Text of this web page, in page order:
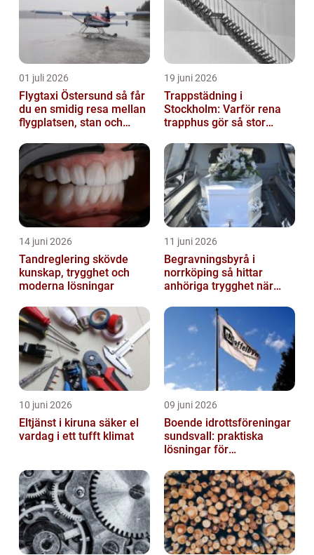
01 juli 2026
Flygtaxi Östersund så får
du en smidig resa mellan
flygplatsen, stan och
19 juni 2026
Trappstädning i
Stockholm: Varför rena
trapphus gör så stor
14 juni 2026
Tandreglering skövde
kunskap, trygghet och
moderna lösningar
11 juni 2026
Begravningsbyrå i
norrköping så hittar
anhöriga trygghet när
10 juni 2026
Eltjänst i kiruna säker el
vardag i ett tufft klimat
09 juni 2026
Boende idrottsföreningar
sundsvall: praktiska
lösningar för
cuphelger